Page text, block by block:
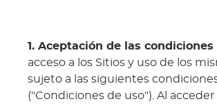
1. Aceptación de las condiciones
acceso a los Sitios y uso de los
sujeto a las siguientes
("Condiciones de uso"). Al acceder